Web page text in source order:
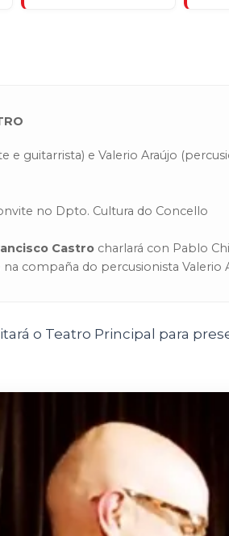
e guitarrista) e Valerio Araújo
no Dpto. Cultura do Concello
Castro charlará con Pablo
na compaña do percusionista Valerio
o Teatro Principal para